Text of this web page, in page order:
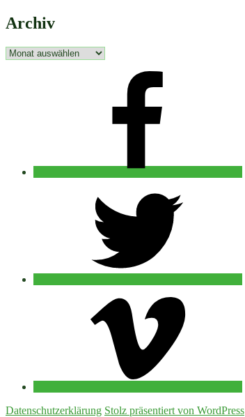
Archiv
Archiv
Datenschutzerklärung Stolz präsentiert von WordPress